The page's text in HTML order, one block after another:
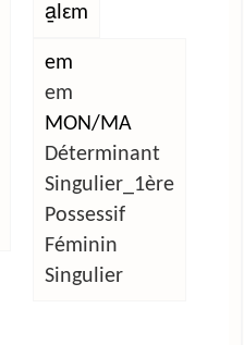
a̱lɛm
em
em
MON/MA
Déterminant
Singulier_1ère
Possessif
Féminin
Singulier